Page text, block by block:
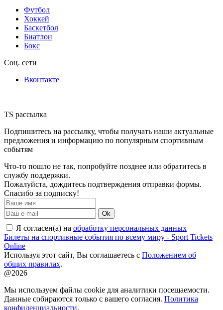
Футбол
Хоккей
Баскетбол
Биатлон
Бокс
Соц. сети
Вконтакте
TS рассылка
Подпишитесь на рассылку, чтобы получать наши актуальные
предложения и информацию по популярным спортивным
событям
Что-то пошло не так, попробуйте позднее или обратитесь в
службу поддержки.
Пожалуйста, дождитесь подтверждения отправки формы.
Спасибо за подписку!
Ok
Я согласен(а) на обработку персональных данных
Билеты на спортивные события по всему миру - Sport Tickets
Online
Используя этот сайт, Вы соглашаетесь с Положением об
общих правилах.
@2026
Мы используем файлы cookie для аналитики посещаемости.
Данные собираются только с вашего согласия. Политика
конфиденциальности.